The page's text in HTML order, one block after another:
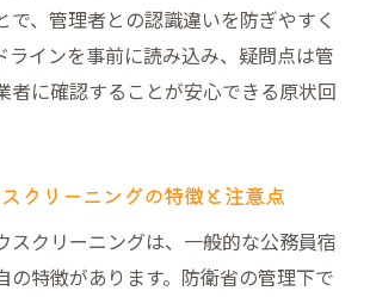
で、管理者との認識違いを防ぎやすく
ラインを事前に読み込み、疑問点は管
者に確認することが安心できる原状回
クリーニングの特徴と注意点
スクリーニングは、一般的な公務員宿
の特徴があります。防衛省の管理下で